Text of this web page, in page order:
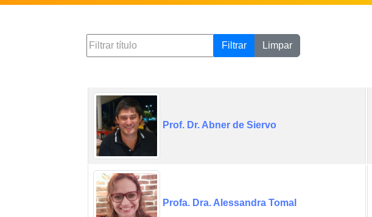
Filtrar Limpar
Prof. Dr. Abner de Siervo
Profa. Dra. Alessandra Tomal